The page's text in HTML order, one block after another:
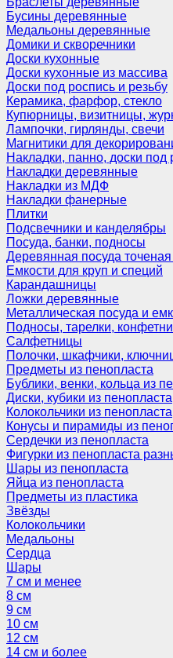
Бусины деревянные
Медальоны деревянные
Домики и скворечники
Доски кухонные
Доски кухонные из массива
Доски под роспись и резьбу
Керамика, фарфор, стекло
Купюрницы, визитницы,
Лампочки, гирлянды, свечи
Магнитики для
Накладки, панно, доски под
Накладки деревянные
Накладки из МДФ
Накладки фанерные
Плитки
Подсвечники и канделябры
Посуда, банки, подносы
Деревянная посуда
Емкости для круп и специй
Карандашницы
Ложки деревянные
Металлическая посуда и
Подносы, тарелки,
Салфетницы
Полочки, шкафчики,
Предметы из пенопласта
Бублики, венки, кольца из
Диски, кубики из пенопласта
Колокольчики из пенопласта
Конусы и пирамиды из
Сердечки из пенопласта
Фигурки из пенопласта
Шары из пенопласта
Яйца из пенопласта
Предметы из пластика
Звёзды
Колокольчики
Медальоны
Сердца
Шары
7 см и менее
8 см
9 см
10 см
12 см
14 см и более